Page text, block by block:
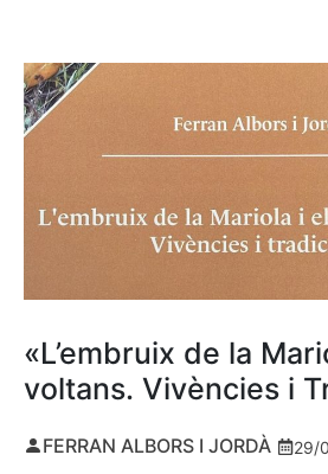
«L’embruix de la
voltans. Vivències i
FERRAN ALBORS I JORDÀ 29/